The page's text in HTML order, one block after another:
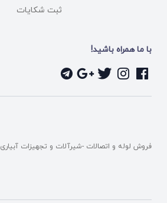
ثبت شکایات
با ما همراه باشید!
فروش لوله و اتصالات -شیرآلات و تجهیزات آبیاری